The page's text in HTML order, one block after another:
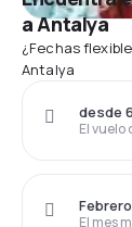
a Antalya
¿Fechas
Antalya
El
desde
El mes